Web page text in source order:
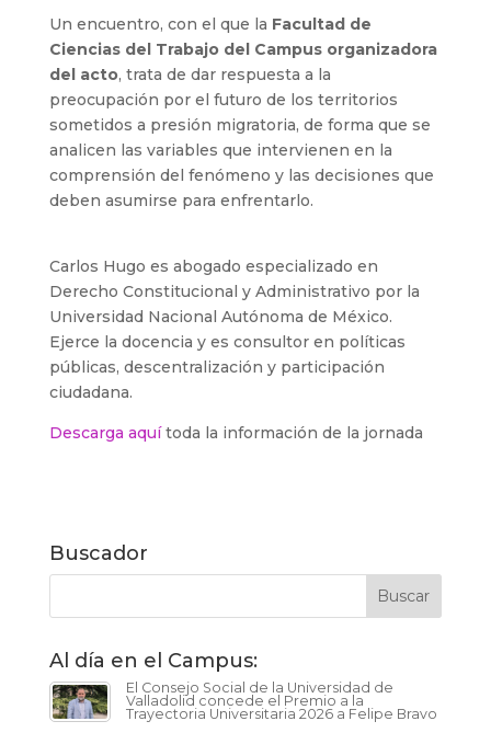
Un encuentro, con el que la Facultad de
Ciencias del Trabajo del Campus organizadora
del acto, trata de dar respuesta a la
preocupación por el futuro de los territorios
sometidos a presión migratoria, de forma que se
analicen las variables que intervienen en la
comprensión del fenómeno y las decisiones que
deben asumirse para enfrentarlo.
Carlos Hugo es abogado especializado en
Derecho Constitucional y Administrativo por la
Universidad Nacional Autónoma de México.
Ejerce la docencia y es consultor en políticas
públicas, descentralización y participación
ciudadana.
Descarga aquítoda la información de la jornada
Buscador
Al día en el Campus:
El Consejo Social de la Universidad de
Valladolid concede el Premio a la
Trayectoria Universitaria 2026 a Felipe Bravo